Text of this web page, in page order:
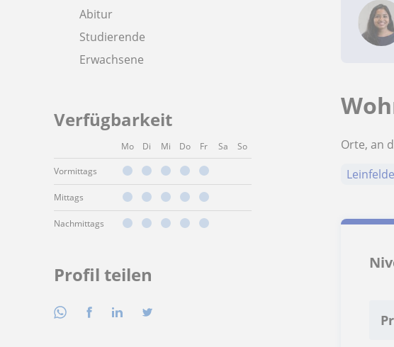
Abitur
Studierende
Erwachsene
Verfügbarkeit
Mo Di Mi Do Fr Sa So
Vormittags
Mittags
Nachmittags
Profil teilen
Orte, an